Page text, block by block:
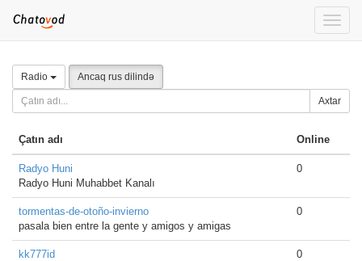
Toggle
Radio Ancaq rus dilində
Axtar
Çatın adı Online
Radyo Huni
Radyo Huni Muhabbet Kanalı
0
tormentas-de-otoño-invierno
pasala bien entre la gente y amigos y amigas
0
kk777id
0